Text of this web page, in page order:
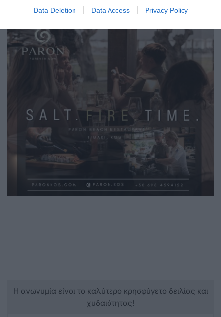
Data Deletion Data Access Privacy Policy
Η ανωνυμία είναι το καλύτερο κρησφύγετο δειλίας και
χυδαιότητας!